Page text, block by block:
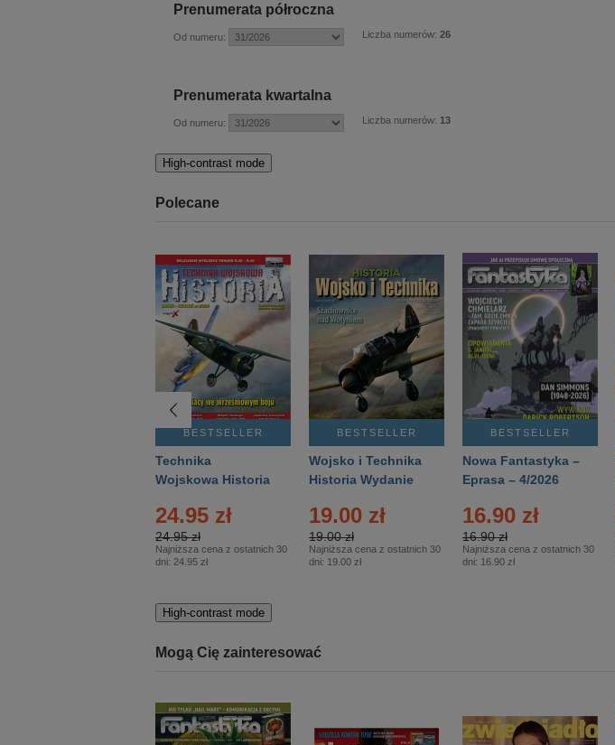
Prenumerata półroczna
Od numeru: Liczba numerów: 26
Prenumerata kwartalna
Od numeru: Liczba numerów: 13
High-contrast mode
Polecane
BESTSELLER
Technika
Wojskowa Historia
24.95 zł
24.95 zł
Najniższa cena z ostatnich 30
dni: 24.95 zł
BESTSELLER
Wojsko i Technika
Historia Wydanie
– 2/2026
19.00 zł
19.00 zł
Najniższa cena z ostatnich 30
dni: 19.00 zł
BESTSELLER
Nowa Fantastyka –
Eprasa – 4/2026
16.90 zł
16.90 zł
Najniższa cena z ostatnich 30
dni: 16.90 zł
High-contrast mode
Mogą Cię zainteresować